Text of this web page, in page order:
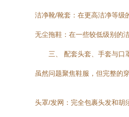
洁净靴/靴套：在更高洁净等级
无尘拖鞋：在一些较低级别的
三、 配套头套、手套与口
虽然问题聚焦鞋服，但完整的
头罩/发网：完全包裹头发和胡